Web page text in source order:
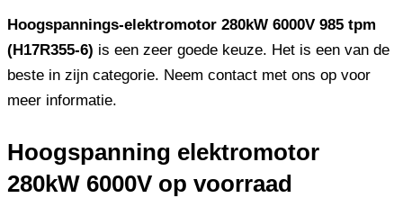
Hoogspannings-elektromotor 280kW 6000V 985 tpm
(H17R355-6) is een zeer goede keuze. Het is een van de
beste in zijn categorie. Neem contact met ons op voor
meer informatie.
Hoogspanning elektromotor
280kW 6000V op voorraad